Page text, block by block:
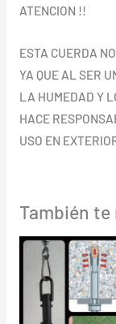
ATENCION !!
ESTA CUERDA
YA QUE AL SER
LA HUMEDAD Y
HACE
USO EN
También